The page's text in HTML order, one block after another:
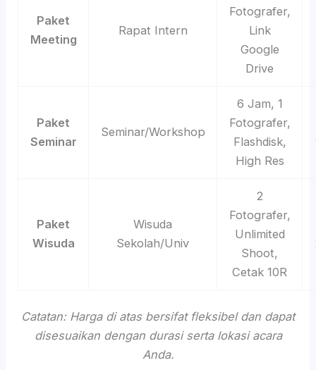
Paket
Meeting
Rapat Intern
Fotografer,
Link
Google
Drive
Paket
Seminar
Seminar/Workshop
6 Jam, 1
Fotografer,
Flashdisk,
High Res
Paket
Wisuda
Wisuda
Sekolah/Univ
2
Fotografer,
Unlimited
Shoot,
Cetak 10R
Catatan: Harga di atas bersifat fleksibel dan dapat
disesuaikan dengan durasi serta lokasi acara
Anda.